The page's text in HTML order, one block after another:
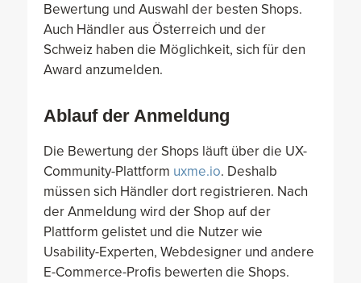
Bewertung und Auswahl der besten Shops.
Auch Händler aus Österreich und der
Schweiz haben die Möglichkeit, sich für den
Award anzumelden.
Ablauf der Anmeldung
Die Bewertung der Shops läuft über die UX-
Community-Plattform uxme.io. Deshalb
müssen sich Händler dort registrieren. Nach
der Anmeldung wird der Shop auf der
Plattform gelistet und die Nutzer wie
Usability-Experten, Webdesigner und andere
E-Commerce-Profis bewerten die Shops.